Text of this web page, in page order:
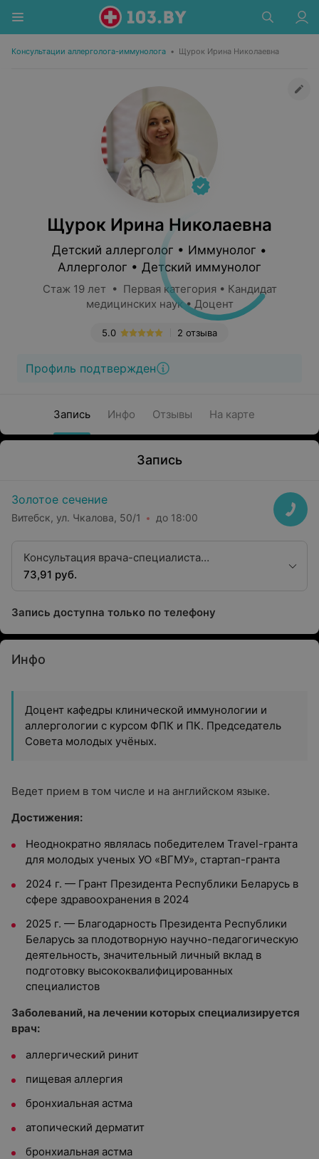
Консультации аллерголога-иммунолога • Щурок Ирина Николаевна
Щурок Ирина Николаевна
Детский аллерголог • Иммунолог •
Аллерголог • Детский иммунолог
Стаж 19 лет • Первая категория • Кандидат
медицинских наук • Доцент
2 отзыва
5.0
Профиль подтвержден
Запись Инфо Отзывы На карте
Запись
Золотое сечение
Витебск, ул. Чкалова, 50/1 до 18:00
Консультация врача-специалиста
(аллерголога-иммунолога), доцента, кандидата
73,91 руб.
Запись доступна только по телефону
Инфо
Доцент кафедры клинической иммунологии и
аллергологии с курсом ФПК и ПК. Председатель
Совета молодых учёных.
Ведет прием в том числе и на английском языке.
Достижения:
Неоднократно являлась победителем Travel-гранта
для молодых ученых УО «ВГМУ», стартап-гранта
2024 г. — Грант Президента Республики Беларусь в
сфере здравоохранения в 2024
2025 г. — Благодарность Президента Республики
Беларусь за плодотворную научно-педагогическую
деятельность, значительный личный вклад в
подготовку высококвалифицированных
специалистов
Заболеваний, на лечении которых специализируется
врач:
аллергический ринит
пищевая аллергия
бронхиальная астма
атопический дерматит
бронхиальная астма